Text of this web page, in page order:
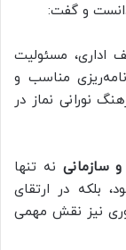
دانست و گفت:
اداری، مسئولیت
مناسب و
نورانی نماز در
سازمانی نه تنها
بلکه در ارتقای
نیز نقش مهمی